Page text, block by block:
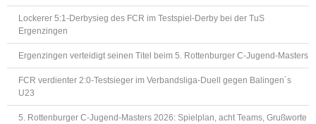
Lockerer 5:1-Derbysieg des FCR im Testspiel-Derby bei der TuS
Ergenzingen
Ergenzingen verteidigt seinen Titel beim 5. Rottenburger C-Jugend-Masters
FCR verdienter 2:0-Testsieger im Verbandsliga-Duell gegen Balingen´s
U23
5. Rottenburger C-Jugend-Masters 2026: Spielplan, acht Teams, Grußworte